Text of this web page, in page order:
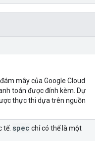
mây của Google Cloud
toán được đính kèm. Dự
thực thi dựa trên nguồn
tế. spec chỉ có thể là một